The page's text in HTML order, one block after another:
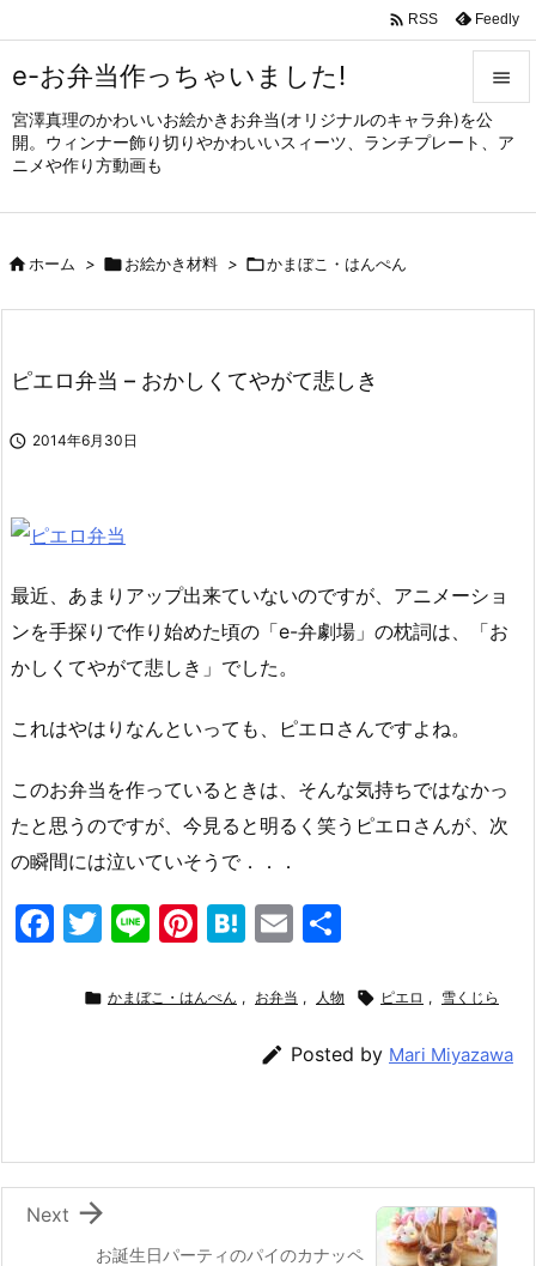
e-お弁当作っちゃいました!
宮澤真理のかわいいお絵かきお弁当(オリジナルのキャラ弁)を公
開。ウィンナー飾り切りやかわいいスィーツ、ランチプレート、ア
ニメや作り方動画も


メニュ
サイド

 RSS Feedly
ホーム > お絵かき材料 > かまぼこ・はんぺん
ピエロ弁当 – おかしくてやがて悲しき
 2014年6月30日
最近、あまりアップ出来ていないのですが、アニメーショ
ンを手探りで作り始めた頃の「e-弁劇場」の枕詞は、「お
かしくてやがて悲しき」でした。
これはやはりなんといっても、ピエロさんですよね。
このお弁当を作っているときは、そんな気持ちではなかっ
たと思うのですが、今見ると明るく笑うピエロさんが、次
の瞬間には泣いていそうで．．．
F
o
k
T
itt
Li
e
Pi
er
H
e
a
E
ai
l
 かまぼこ・はんぺん , お弁当 , 人物  ピエロ , 雪くじら
 Posted by Mari Miyazawa
お誕生日パーティのパイのカナッペ

Next